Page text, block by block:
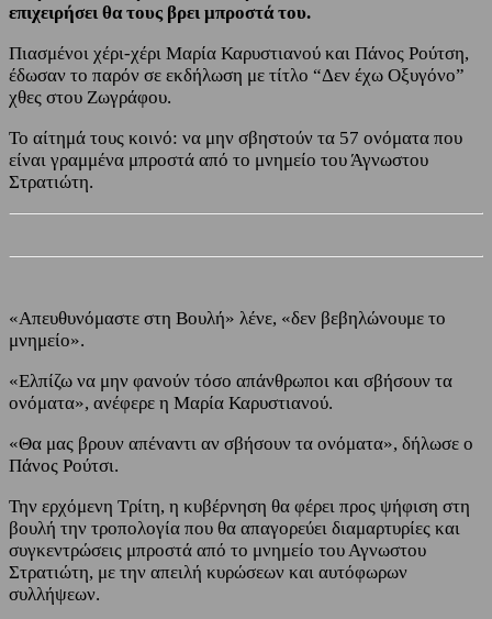
επιχειρήσει θα τους βρει μπροστά του.
Πιασμένοι χέρι-χέρι Μαρία Καρυστιανού και Πάνος Ρούτση,
έδωσαν το παρόν σε εκδήλωση με τίτλο “Δεν έχω Οξυγόνο”
χθες στου Ζωγράφου.
Το αίτημά τους κοινό: να μην σβηστούν τα 57 ονόματα που
είναι γραμμένα μπροστά από το μνημείο του Άγνωστου
Στρατιώτη.
«Απευθυνόμαστε στη Βουλή» λένε, «δεν βεβηλώνουμε το
μνημείο».
«Ελπίζω να μην φανούν τόσο απάνθρωποι και σβήσουν τα
ονόματα», ανέφερε η Μαρία Καρυστιανού.
«Θα μας βρουν απέναντι αν σβήσουν τα ονόματα», δήλωσε ο
Πάνος Ρούτσι.
Την ερχόμενη Τρίτη, η κυβέρνηση θα φέρει προς ψήφιση στη
βουλή την τροπολογία που θα απαγορεύει διαμαρτυρίες και
συγκεντρώσεις μπροστά από το μνημείο του Αγνωστου
Στρατιώτη, με την απειλή κυρώσεων και αυτόφωρων
συλλήψεων.